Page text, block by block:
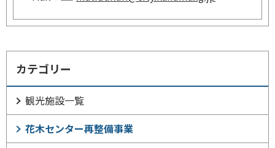
カテゴリー
観光施設一覧
花木センター再整備事業